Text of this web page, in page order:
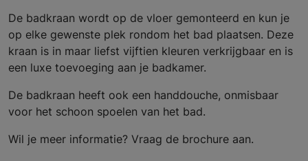
De badkraan wordt op de vloer gemonteerd en kun je
op elke gewenste plek rondom het bad plaatsen. Deze
kraan is in maar liefst vijftien kleuren verkrijgbaar en is
een luxe toevoeging aan je badkamer.
De badkraan heeft ook een handdouche, onmisbaar
voor het schoon spoelen van het bad.
Wil je meer informatie? Vraag de brochure aan.